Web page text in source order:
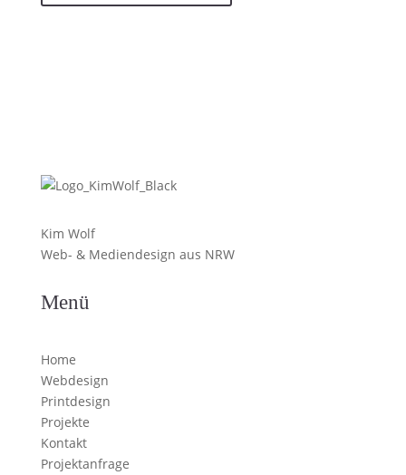
Kim Wolf
Web- & Mediendesign aus NRW
Menü
Home
Webdesign
Printdesign
Projekte
Kontakt
Projektanfrage